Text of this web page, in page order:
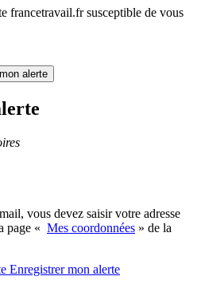
francetravail.fr susceptible de vous
alerte
vous devez saisir votre adresse
page « Mes coordonnées » de la
Enregistrermon alerte